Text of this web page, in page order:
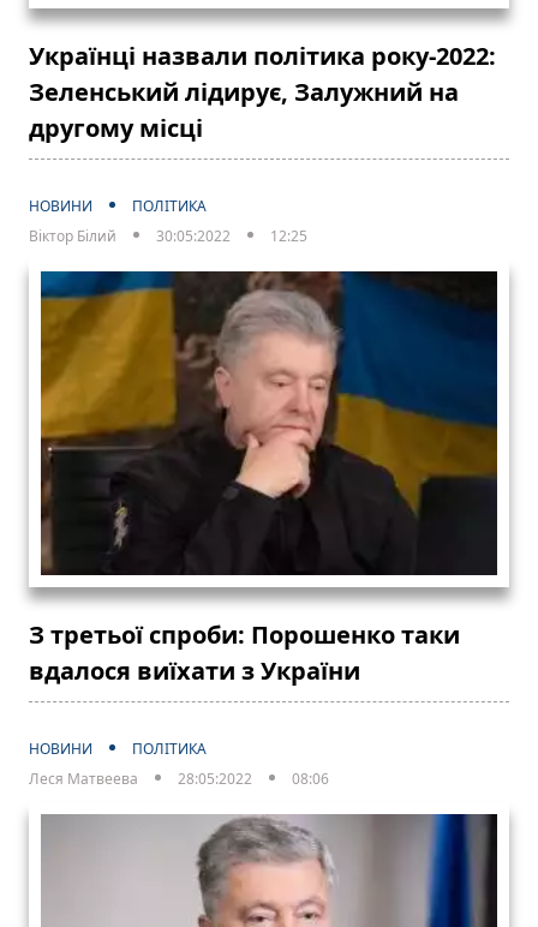
Українці назвали політика року-2022:
Зеленський лідирує, Залужний на
другому місці
НОВИНИ
ПОЛІТИКА
Віктор Білий
30:05:2022 12:25
З третьої спроби: Порошенко таки
вдалося виїхати з України
НОВИНИ
ПОЛІТИКА
Леся Матвеева
28:05:2022 08:06